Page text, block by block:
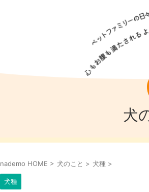
犬
犬のこと
犬のしつけ
犬のアイテム
猫のこと
猫のしつけ
猫のアイテム
ペットフード
nademo HOME > 犬のこと > 犬種 >
犬種